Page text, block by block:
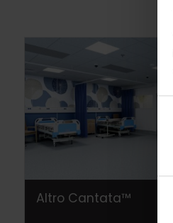
Altro Cantata™